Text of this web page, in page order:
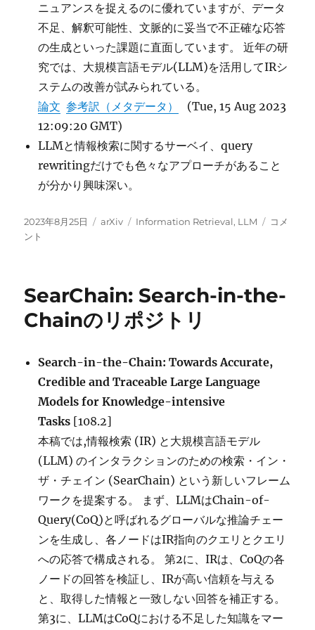
ニュアンスを捉えるのに優れていますが、データ
不足、解釈可能性、文脈的に妥当で不正確な応答
の生成といった課題に直面しています。 近年の研
究では、大規模言語モデル(LLM)を活用してIRシ
ステムの改善が試みられている。
論文 参考訳（メタデータ）
(Tue, 15 Aug 2023
12:09:20 GMT)
LLMと情報検索に関するサーベイ、query
rewritingだけでも色々なアプローチがあること
が分かり興味深い。
投
稿
2023年8月25日
カ
arXiv
タ
Information Retrieval, LLM
Large
Retrieval:
コメ
ント
SearChain: Search-in-the-
Chainのリポジトリ
Search-in-the-Chain: Towards Accurate,
Credible and Traceable Large Language
Models for Knowledge-intensive
Tasks [108.2]
本稿では,情報検索 (IR) と大規模言語モデル
(LLM) のインタラクションのための検索・イン・
ザ・チェイン (SearChain) という新しいフレーム
ワークを提案する。 まず、LLMはChain-of-
Query(CoQ)と呼ばれるグローバルな推論チェー
ンを生成し、各ノードはIR指向のクエリとクエリ
への応答で構成される。 第2に、IRは、CoQの各
ノードの回答を検証し、IRが高い信頼を与える
と、取得した情報と一致しない回答を補正する。
第3に、LLMはCoQにおける不足した知識をマー